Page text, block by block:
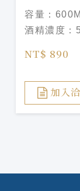
芯金門高粱
酒 Kinmen
Kaoliang
Xin Kaoliang
容量：
酒精濃度：
NT$ 890
加入